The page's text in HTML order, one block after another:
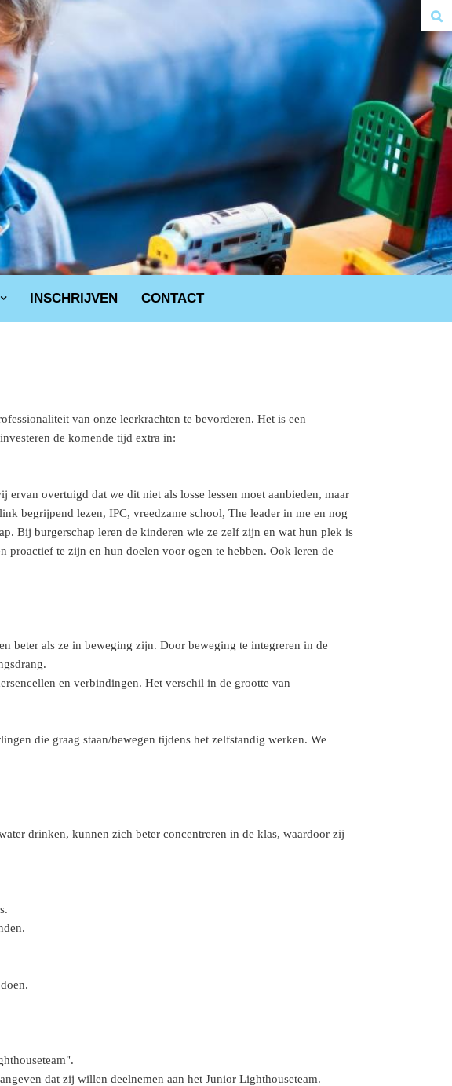
INSCHRIJVEN CONTACT
van onze leerkrachten te bevorderen. Het is een
de komende tijd extra in:
overtuigd dat we dit niet als losse lessen moet aanbieden, maar
begrijpend lezen, IPC, vreedzame school, The leader in me en nog
Bij burgerschap leren de kinderen wie ze zelf zijn en wat hun plek is
te zijn en hun doelen voor ogen te hebben. Ook leren de
beter als ze in beweging zijn. Door beweging te integreren in de
en verbindingen. Het verschil in de grootte van
die graag staan/bewegen tijdens het zelfstandig werken. We
drinken, kunnen zich beter concentreren in de klas, waardoor zij
dat zij willen deelnemen aan het Junior Lighthouseteam.